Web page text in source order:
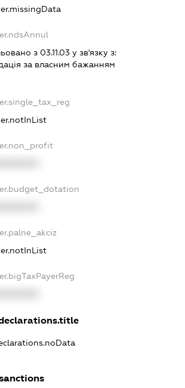
з 03.11.03 у зв'язку з:
за власним бажанням